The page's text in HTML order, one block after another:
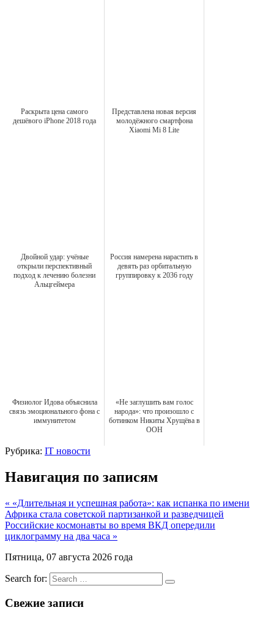
Раскрыта цена самого
дешёвого iPhone 2018 года
Представлена новая версия
молодёжного смартфона
Xiaomi Mi 8 Lite
Двойной удар: учёные
открыли перспективный
подход к лечению болезни
Альцгеймера
Россия намерена нарастить в
девять раз орбитальную
группировку к 2036 году
Физиолог Идова объяснила
связь эмоционального фона с
иммунитетом
«Не заглушить вам голос
народа»: что произошло с
ботинком Никиты Хрущёва в
ООН
Рубрика: IT новости
Навигация по записям
« «Длительная и успешная работа»: как испанка по имени
Африка стала советской партизанкой и разведчицей
Российские космонавты во время ВКД опередили
циклограмму на два часа »
Пятница, 07 августа 2026 года
Search for:
Свежие записи